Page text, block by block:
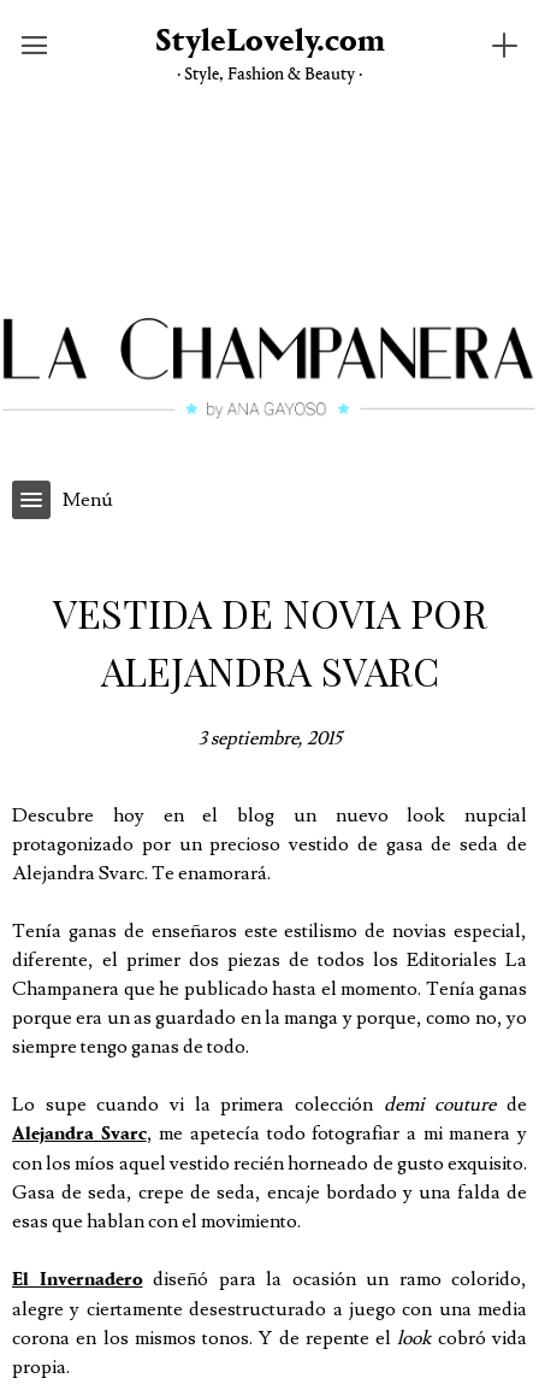
StyleLovely.com
· Style, Fashion & Beauty ·
Menú
VESTIDA DE NOVIA POR
ALEJANDRA SVARC
3 septiembre, 2015
Descubre hoy en el blog un nuevo look nupcial
protagonizado por un precioso vestido de gasa de seda de
Alejandra Svarc. Te enamorará.
Tenía ganas de enseñaros este estilismo de novias especial,
diferente, el primer dos piezas de todos los Editoriales La
Champanera que he publicado hasta el momento. Tenía ganas
porque era un as guardado en la manga y porque, como no, yo
siempre tengo ganas de todo.
Lo supe cuando vi la primera colección demi couturede
Alejandra Svarc, me apetecía todo fotografiar a mi manera y
con los míos aquel vestido recién horneado de gusto exquisito.
Gasa de seda, crepe de seda, encaje bordado y una falda de
esas que hablan con el movimiento.
El Invernaderodiseñó para la ocasión un ramo colorido,
alegre y ciertamente desestructurado a juego con una media
corona en los mismos tonos. Y de repente ellookcobró vida
propia.